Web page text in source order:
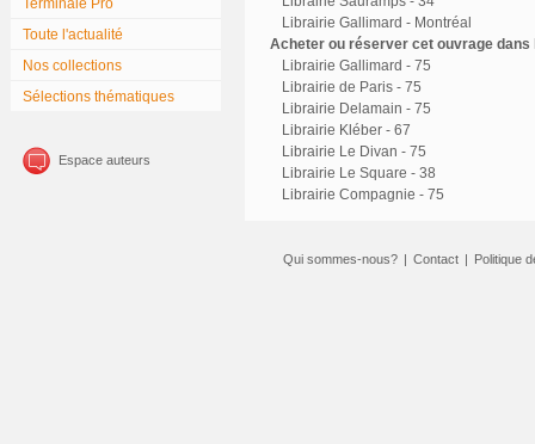
Terminale Pro
Toute l'actualité
Nos collections
Sélections thématiques
Espace auteurs
Librairie Gallimard - Montréal
Acheter ou réserver cet ouvrage
Librairie Gallimard - 75
Librairie de Paris - 75
Librairie Delamain - 75
Librairie Kléber - 67
Librairie Le Divan - 75
Librairie Le Square - 38
Librairie Compagnie - 75
Qui sommes-nous? | Contact | Politique